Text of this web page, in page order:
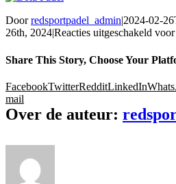
Doorredsportpadel_admin|2024-02-
26th, 2024|Reacties uitgeschakeld
Share This Story, Choose Your
FacebookTwitterRedditLinkedIn
mail
Over de auteur: